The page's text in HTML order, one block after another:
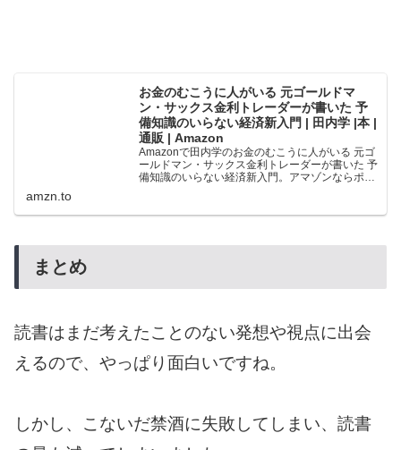
お金のむこうに人がいる 元ゴールドマ
ン・サックス金利トレーダーが書いた 予
備知識のいらない経済新入門 | 田内学 |本 |
通販 | Amazon
Amazonで田内学のお金のむこうに人がいる 元ゴ
ールドマン・サックス金利トレーダーが書いた 予
備知識のいらない経済新入門。アマゾンならポイ
人がいる 元...
amzn.to
まとめ
読書はまだ考えたことのない発想や視点に出会
えるので、やっぱり面白いですね。
しかし、こないだ禁酒に失敗してしまい、読書